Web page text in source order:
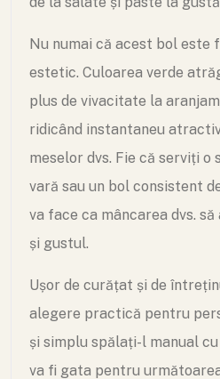
Nu numai că acest bol este
estetic. Culoarea verde
plus de vivacitate la
ridicând instantaneu
meselor dvs. Fie că serviți o
vară sau un bol consistent
va face ca mâncarea dvs.
și gustul.
Ușor de curățat și de
alegere practică pentru
și simplu spălați-l manual
va fi gata pentru